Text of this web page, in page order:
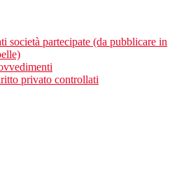
società partecipate (da pubblicare in
privato controllati